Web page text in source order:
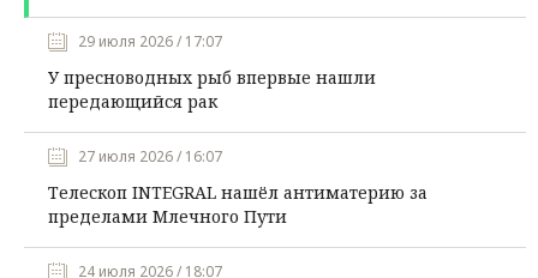
29 июля 2026 / 17:07
У пресноводных рыб впервые нашли
передающийся рак
27 июля 2026 / 16:07
Телескоп INTEGRAL нашёл антиматерию за
пределами Млечного Пути
24 июля 2026 / 18:07